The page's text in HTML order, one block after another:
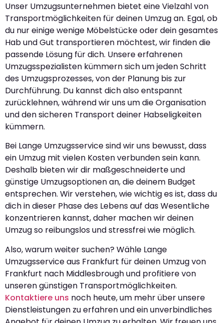
Unser Umzugsunternehmen bietet eine Vielzahl von
Transportmöglichkeiten für deinen Umzug an. Egal, ob
du nur einige wenige Möbelstücke oder dein gesamtes
Hab und Gut transportieren möchtest, wir finden die
passende Lösung für dich. Unsere erfahrenen
Umzugsspezialisten kümmern sich um jeden Schritt
des Umzugsprozesses, von der Planung bis zur
Durchführung. Du kannst dich also entspannt
zurücklehnen, während wir uns um die Organisation
und den sicheren Transport deiner Habseligkeiten
kümmern.
Bei Lange Umzugsservice sind wir uns bewusst, dass
ein Umzug mit vielen Kosten verbunden sein kann.
Deshalb bieten wir dir maßgeschneiderte und
günstige Umzugsoptionen an, die deinem Budget
entsprechen. Wir verstehen, wie wichtig es ist, dass du
dich in dieser Phase des Lebens auf das Wesentliche
konzentrieren kannst, daher machen wir deinen
Umzug so reibungslos und stressfrei wie möglich.
Also, warum weiter suchen? Wähle Lange
Umzugsservice aus Frankfurt für deinen Umzug von
Frankfurt nach Middlesbrough und profitiere von
unseren günstigen Transportmöglichkeiten.
Kontaktiere uns noch heute, um mehr über unsere
Dienstleistungen zu erfahren und ein unverbindliches